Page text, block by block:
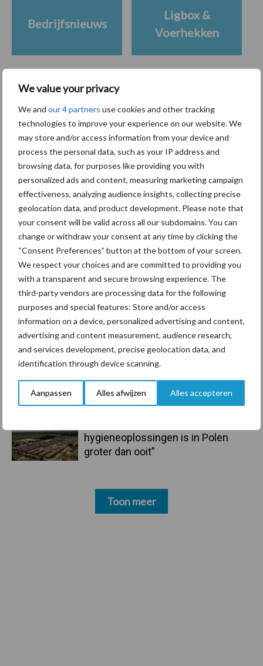
We value your privacy
We and our 4 partners use cookies and other tracking
technologies to improve your experience on our website. We
may store and/or access information from your device and
process the personal data, such as your IP address and
browsing data, for purposes like providing you with
personalized ads and content, measuring marketing campaign
effectiveness, analyzing audience insights, collecting precise
geolocation data, and product development. Please note that
your consent will be valid across all our subdomains. You can
change or withdraw your consent at any time by clicking the
“Consent Preferences” button at the bottom of your screen.
We respect your choices and are committed to providing you
with a transparent and secure browsing experience. The
third-party vendors are processing data for the following
purposes and special features: Store and/or access
information on a device, personalized advertising and content,
advertising and content measurement, audience research,
and services development, precise geolocation data, and
identification through device scanning.
Aanpassen Alles afwijzen Alles accepteren
Primaire
Sidebar
Recent nieuws Partner nieuws
7 aug
Grondstoffenmarkt blijft grillig:
droogte en geopolitiek houden
handel in de greep
7 aug
De speenhuid: een vaak
onderschatte risicofactor voor
mastitis
6 aug
ForFarmers ziet volume en
marktaandeel groeien in krimpende
Nederlandse markt
6 aug
Tien praktische tips voor een
langere levensduur
hygieneoplossingen is in Polen
groter dan ooit”
Toon meer
Bedrijfsnieuws
Ligbox &
Voerhekken
Toon meer